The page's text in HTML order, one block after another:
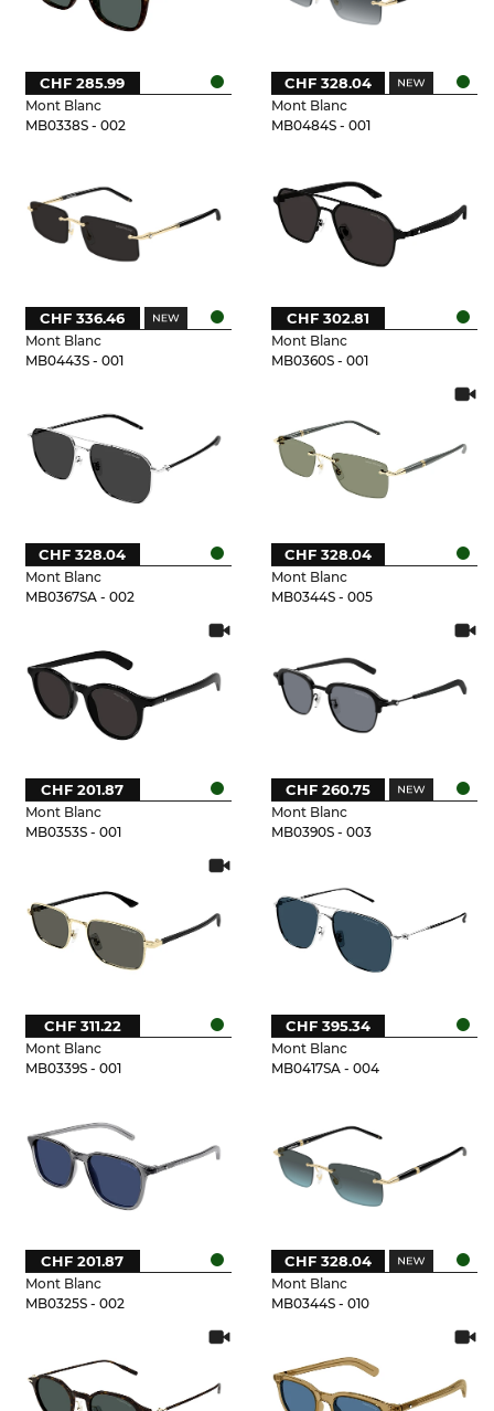
Mont Blanc
MB0338S - 002
CHF 285.99
Mont Blanc
MB0484S - 001
CHF 328.04
Mont Blanc
MB0443S - 001
CHF 336.46
Mont Blanc
MB0360S - 001
CHF 302.81
Mont Blanc
MB0367SA - 002
CHF 328.04
Mont Blanc
MB0344S - 005
CHF 328.04
Mont Blanc
MB0353S - 001
CHF 201.87
Mont Blanc
MB0390S - 003
CHF 260.75
Mont Blanc
MB0339S - 001
CHF 311.22
Mont Blanc
MB0417SA - 004
CHF 395.34
Mont Blanc
MB0325S - 002
CHF 201.87
Mont Blanc
MB0344S - 010
CHF 328.04